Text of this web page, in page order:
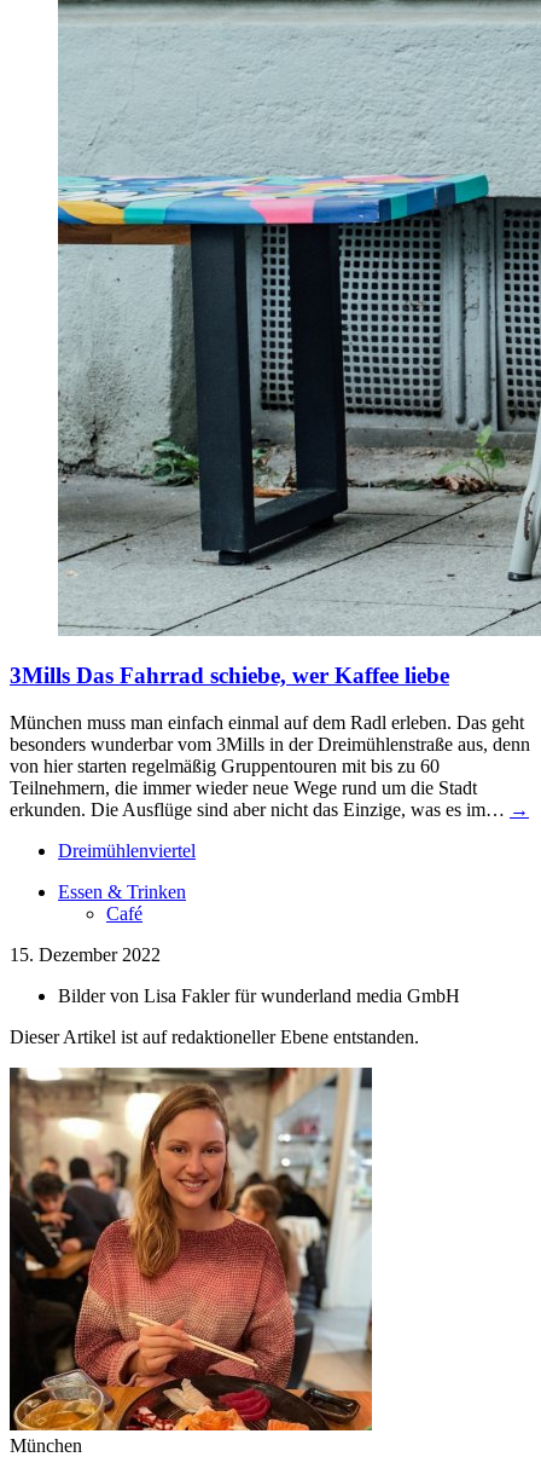
3Mills Das Fahrrad schiebe, wer Kaffee liebe
München muss man einfach einmal auf dem Radl erleben. Das geht
besonders wunderbar vom 3Mills in der Dreimühlenstraße aus, denn
von hier starten regelmäßig Gruppentouren mit bis zu 60
Teilnehmern, die immer wieder neue Wege rund um die Stadt
erkunden. Die Ausflüge sind aber nicht das Einzige, was es im… →
Dreimühlenviertel
Essen & Trinken
Café
15. Dezember 2022
Bilder von Lisa Fakler für wunderland media GmbH
Dieser Artikel ist auf redaktioneller Ebene entstanden.
München